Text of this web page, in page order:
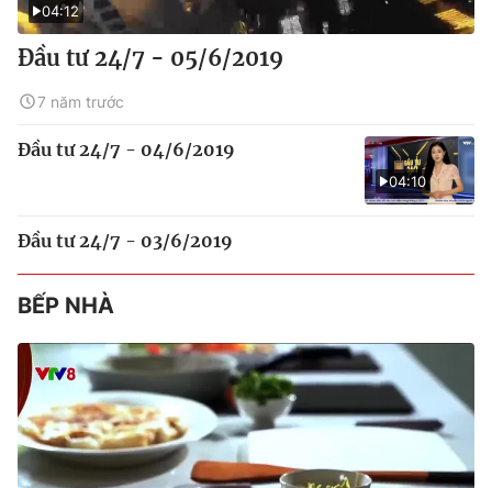
04:12
Đầu tư 24/7 - 05/6/2019
7 năm trước
04:10
Đầu tư 24/7 - 04/6/2019
Đầu tư 24/7 - 03/6/2019
BẾP NHÀ